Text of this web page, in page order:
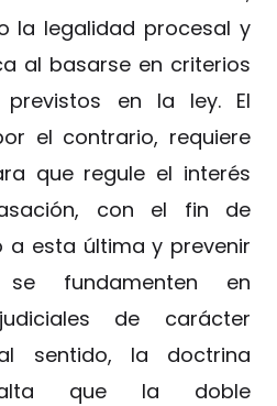
la legalidad procesal y
al basarse en criterios
previstos en la ley. El
el contrario, requiere
que regule el interés
con el fin de
a esta última y prevenir
fundamenten en
de carácter
sentido, la doctrina
que la doble